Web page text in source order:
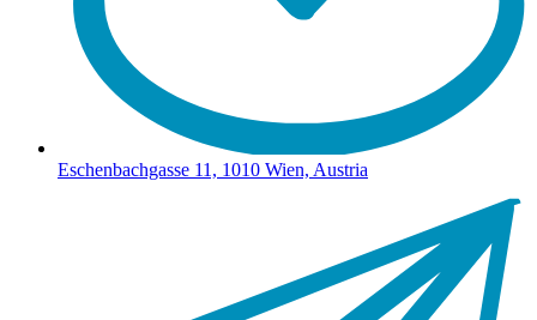
Eschenbachgasse 11, 1010 Wien, Austria